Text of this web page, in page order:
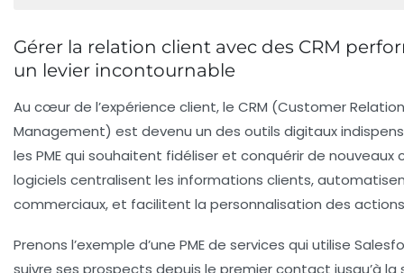
Gérer la relation client avec des CRM
un levier incontournable
Au cœur de l’expérience client, le CRM (Customer
Management) est devenu un des outils digitaux
les PME qui souhaitent fidéliser et conquérir de nouveaux
logiciels centralisent les informations clients,
commerciaux, et facilitent la personnalisation des
Prenons l’exemple d’une PME de services qui utilise